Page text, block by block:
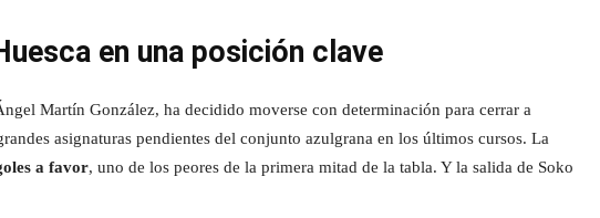
en una posición clave
Martín González, ha decidido moverse con determinación para cerrar a
asignaturas pendientes del conjunto azulgrana en los últimos cursos. La
a favor, uno de los peores de la primera mitad de la tabla. Y la salida de Soko